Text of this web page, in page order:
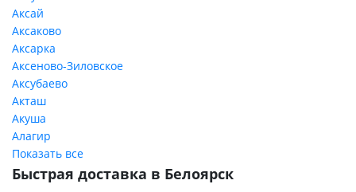
Аксай
Аксаково
Аксарка
Аксеново-Зиловское
Аксубаево
Акташ
Акуша
Алагир
Показать все
Быстрая доставка в Белоярск